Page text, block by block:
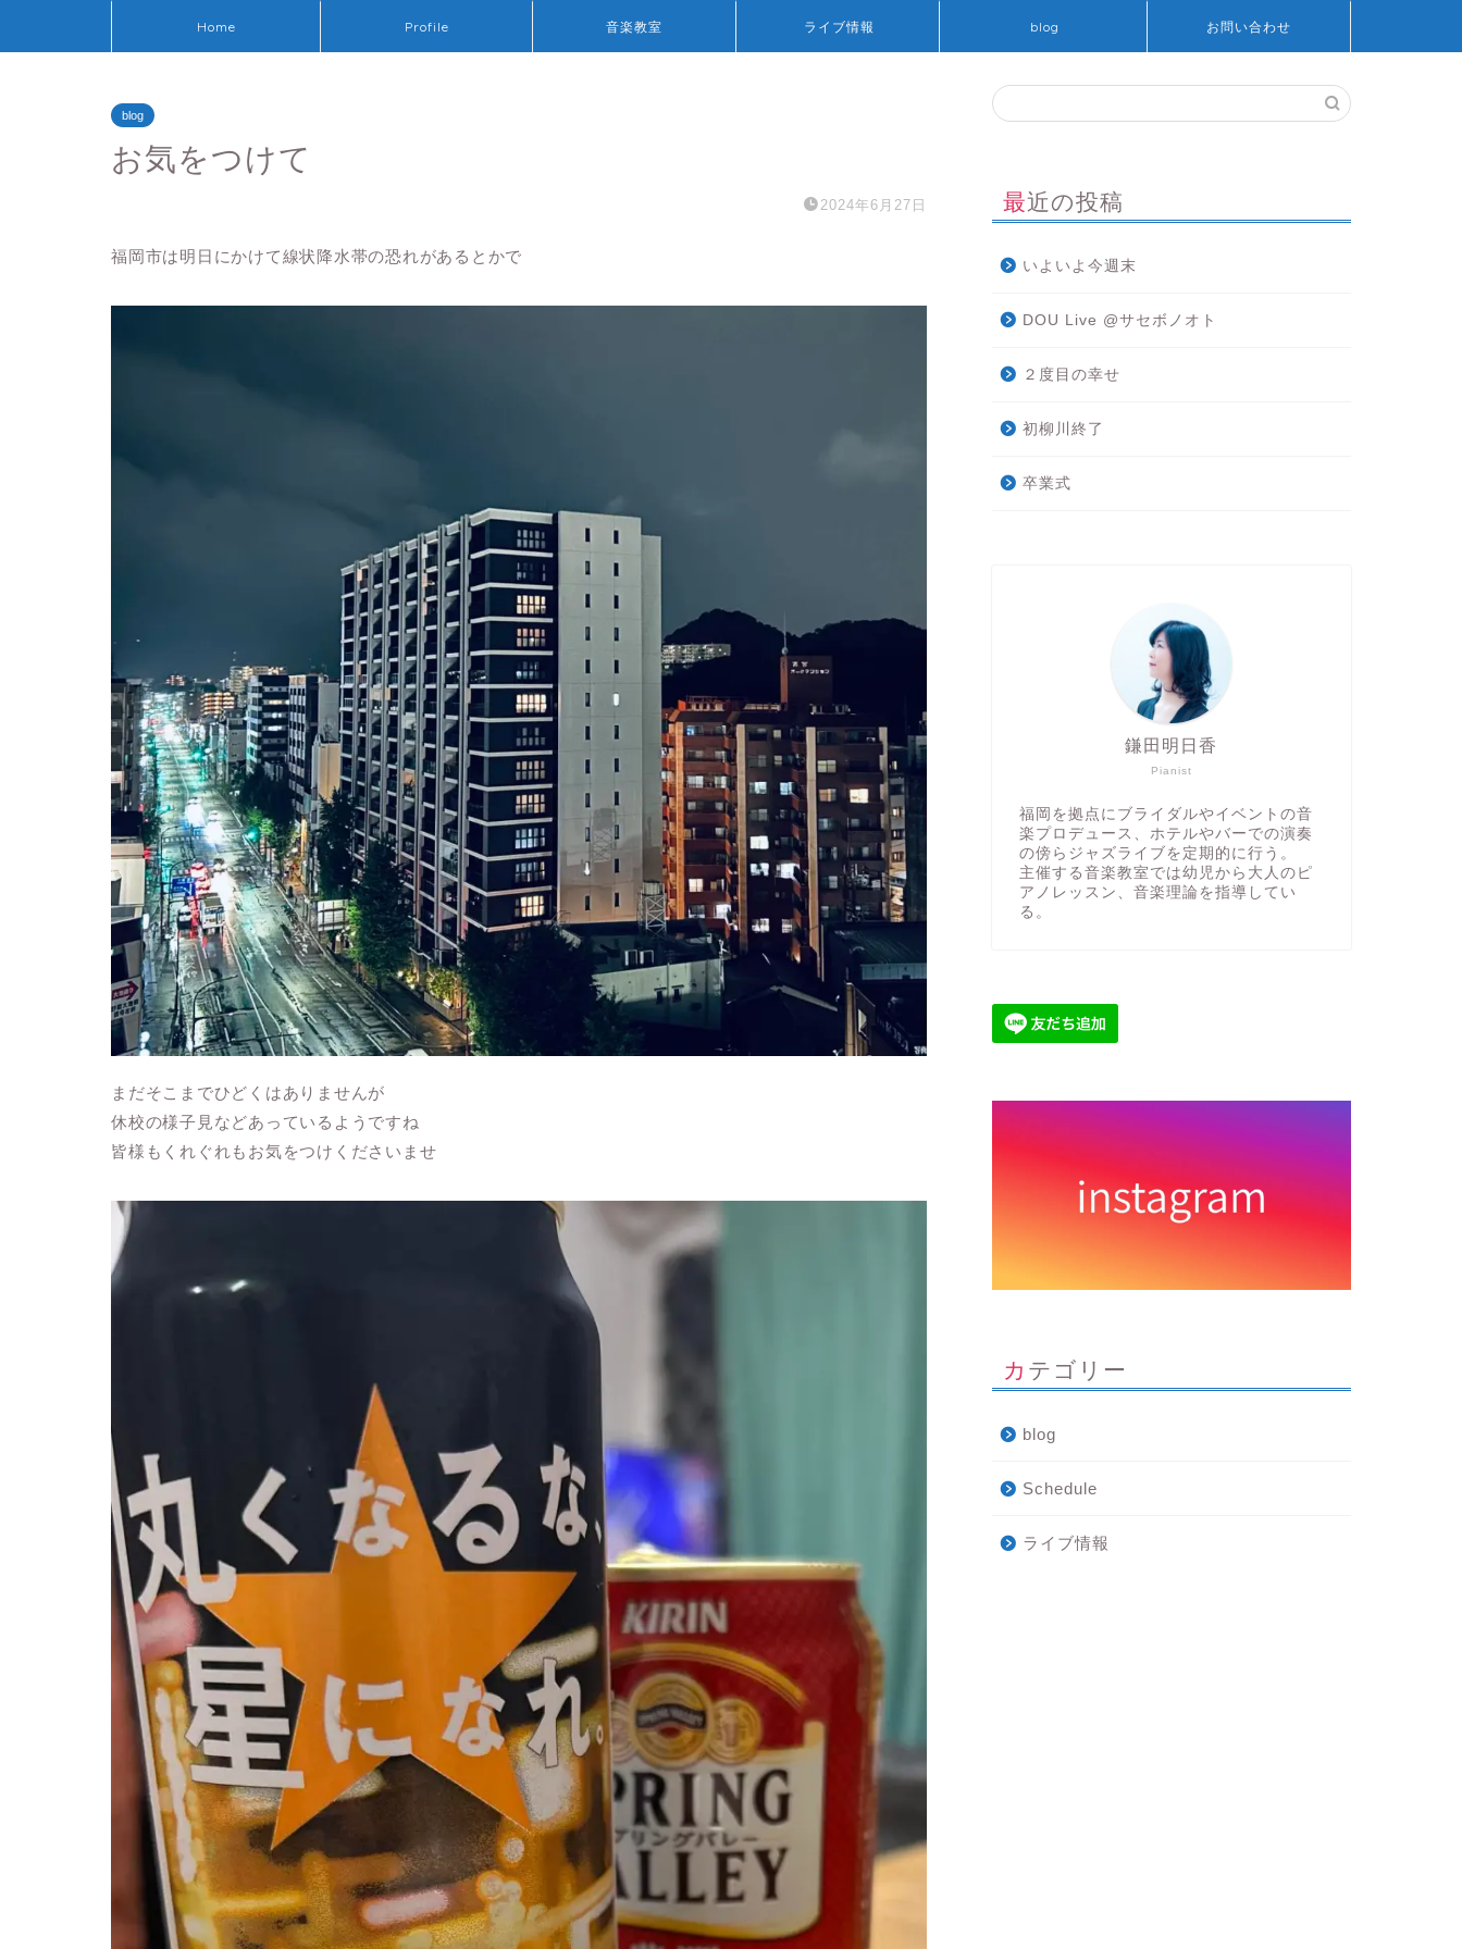
Home Profile 音楽教室 ライブ情報 blog お問い合わせ
blog
お気をつけて
2024年6月27日
福岡市は明日にかけて線状降水帯の恐れがあるとかで
まだそこまでひどくはありませんが
休校の様子見などあっているようですね
皆様もくれぐれもお気をつけくださいませ
最近の投稿
いよいよ今週末
DOU Live @サセボノオト
２度目の幸せ
初柳川終了
卒業式
Pianist
鎌田明日香
福岡を拠点にブライダルやイベントの音
楽プロデュース、ホテルやバーでの演奏
の傍らジャズライブを定期的に行う。
主催する音楽教室では幼児から大人のピ
アノレッスン、音楽理論を指導してい
る。
カテゴリー
blog
Schedule
ライブ情報